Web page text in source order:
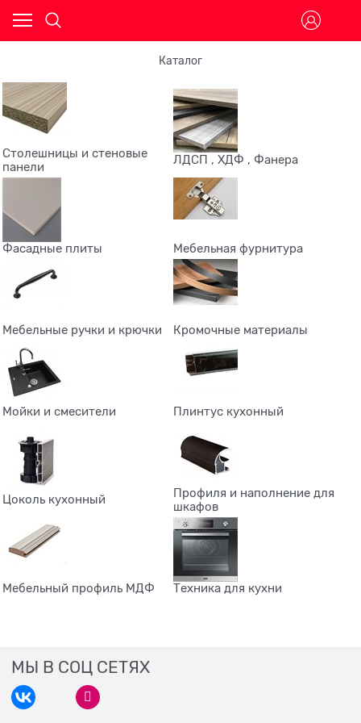
Каталог
Столешницы и стеновые
панели
ЛДСП , ХДФ , Фанера
Фасадные плиты Мебельная фурнитура
Мебельные ручки и крючки Кромочные материалы
Мойки и смесители Плинтус кухонный
Цоколь кухонный
Профиля и наполнение для
шкафов
Мебельный профиль МДФ Техника для кухни
МЫ В СОЦ СЕТЯХ